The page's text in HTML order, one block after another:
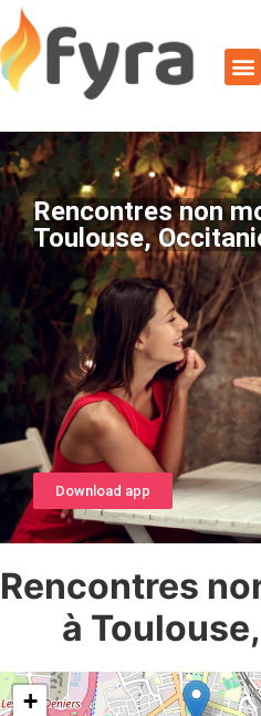
Rencontres non
Toulouse,
Download app
Rencontres
à
+